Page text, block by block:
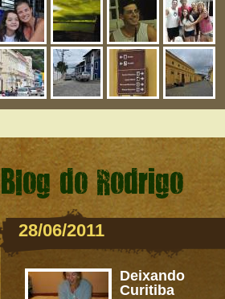
Blog do Rodrigo
28/06/2011
Deixando
Curitiba